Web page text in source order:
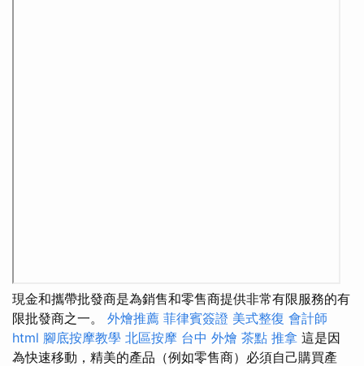
現金和攜帶批發商是為銷售和零售商提供非常有限服務的有
限批發商之一。 外燴推薦 菲律賓簽證 美式整復 會計師
html 腳底按摩教學 北區按摩 台中 外燴 茶點 推拿 這是因
為快速移動，精美的產品（例如零售商）必須自己購買產